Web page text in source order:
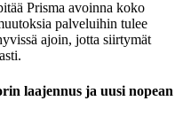
Prisma avoinna koko
palveluihin tulee
ajoin, jotta siirtymät
laajennus ja uusi nopean